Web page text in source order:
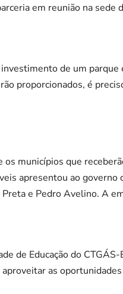
em reunião na sede
de um
proporcionados, é
municípios que
apresentou ao governo
Preta e Pedro Avelino. A
de Educação do
as